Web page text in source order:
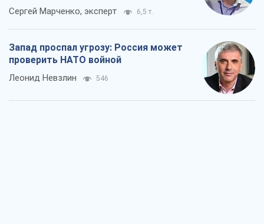
Сергей Марченко, эксперт 6,5 т.
Запад проспал угрозу: Россия может
проверить НАТО войной
Леонид Невзлин 546